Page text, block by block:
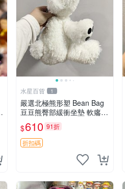
水星百貨 1
嚴選北極熊形塑 Bean Bag
豆豆熊臀部緩衝坐墊 軟癟癟
舒壓設計 保暖又實用 適合
久坐放松 推薦居家使用 RU
SS系列 豆豆熊屁屁坐墊 3D
顆粒結構
$610 91折
折扣碼